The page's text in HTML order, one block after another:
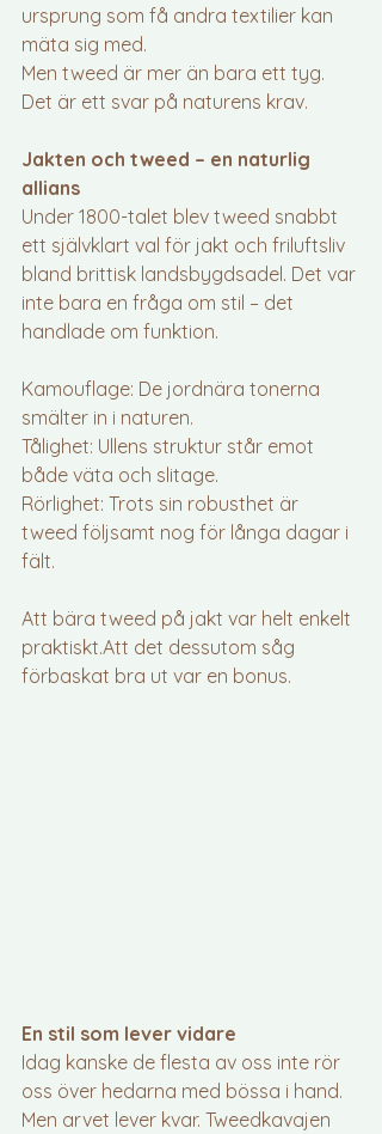
ursprung som få andra textilier kan
mäta sig med.
Men tweed är mer än bara ett tyg.
Det är ett svar på naturens krav.
Jakten och tweed – en naturlig
allians
Under 1800-talet blev tweed snabbt
ett självklart val för jakt och friluftsliv
bland brittisk landsbygdsadel. Det var
inte bara en fråga om stil – det
handlade om funktion.
Kamouflage: De jordnära tonerna
smälter in i naturen.
Tålighet: Ullens struktur står emot
både väta och slitage.
Rörlighet: Trots sin robusthet är
tweed följsamt nog för långa dagar i
fält.
Att bära tweed på jakt var helt enkelt
praktiskt.Att det dessutom såg
förbaskat bra ut var en bonus.
En stil som lever vidare
Idag kanske de flesta av oss inte rör
oss över hedarna med bössa i hand.
Men arvet lever kvar. Tweedkavajen